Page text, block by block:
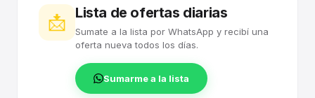
📩 Lista de ofertas diarias
Sumate a la lista por WhatsApp y recibí una
oferta nueva todos los días.
Sumarme a la lista